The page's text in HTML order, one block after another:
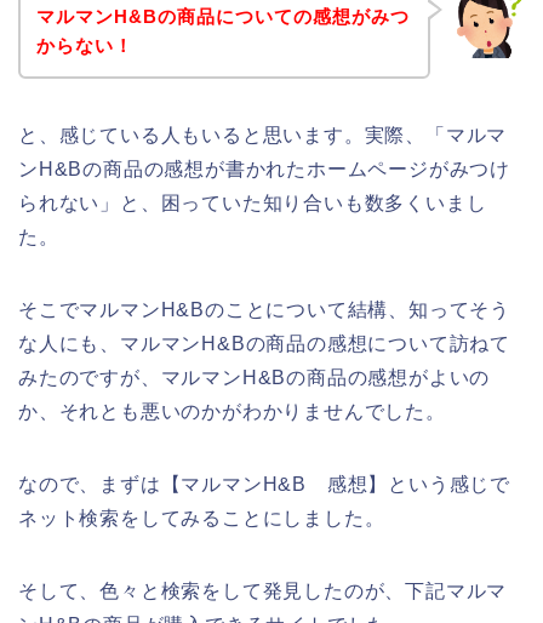
マルマンH&Bの商品についての感想がみつ
からない！
と、感じている人もいると思います。実際、「マルマ
ンH&Bの商品の感想が書かれたホームページがみつけ
られない」と、困っていた知り合いも数多くいまし
た。
そこでマルマンH&Bのことについて結構、知ってそう
な人にも、マルマンH&Bの商品の感想について訪ねて
みたのですが、マルマンH&Bの商品の感想がよいの
か、それとも悪いのかがわかりませんでした。
なので、まずは【マルマンH&B 感想】という感じで
ネット検索をしてみることにしました。
そして、色々と検索をして発見したのが、下記マルマ